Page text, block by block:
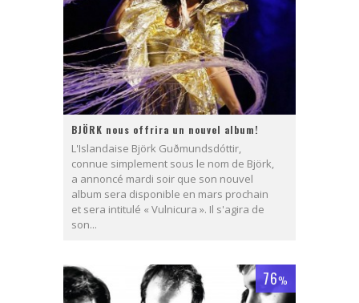
BJÖRK nous offrira un nouvel album!
L'Islandaise Björk Guðmundsdóttir,
connue simplement sous le nom de Björk,
a annoncé mardi soir que son nouvel
album sera disponible en mars prochain
et sera intitulé « Vulnicura ». Il s'agira de
son...
76%